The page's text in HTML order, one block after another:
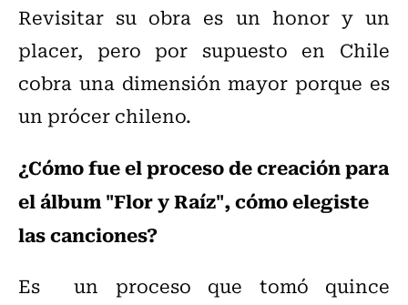
Revisitar su obra es un honor y un
placer, pero por supuesto en Chile
cobra una dimensión mayor porque es
un prócer chileno.
¿Cómo fue el proceso de creación para
el álbum "Flor y Raíz", cómo elegiste
las canciones?
Es un proceso que tomó quince